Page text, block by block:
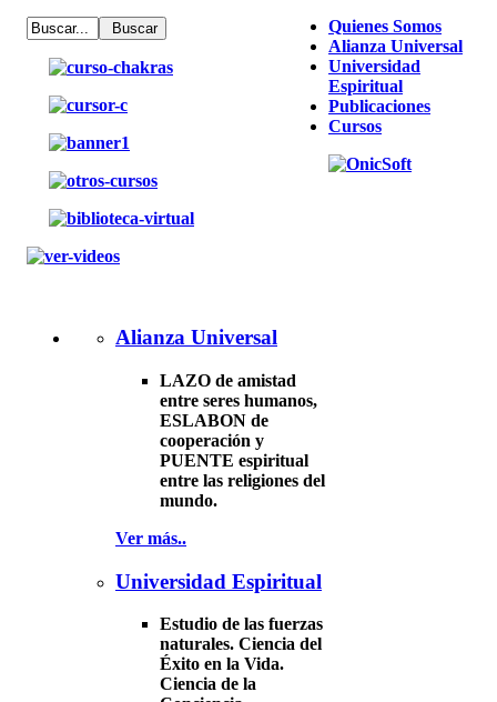
Alianza Universal
LAZO de amistad
entre seres humanos,
ESLABON de
cooperación y
PUENTE espiritual
entre las religiones del
mundo.
Ver más..
Universidad Espiritual
Estudio de las fuerzas
naturales. Ciencia del
Éxito en la Vida.
Ciencia de la
Quienes Somos
Alianza Universal
Universidad
Espiritual
Publicaciones
Cursos